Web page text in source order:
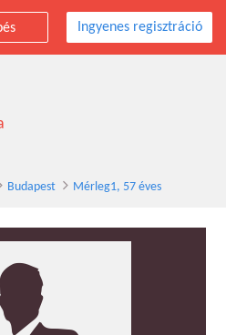
Ingyenes regisztráció
férfi, 57 éves,
Budapest Mérleg1, 57 éves